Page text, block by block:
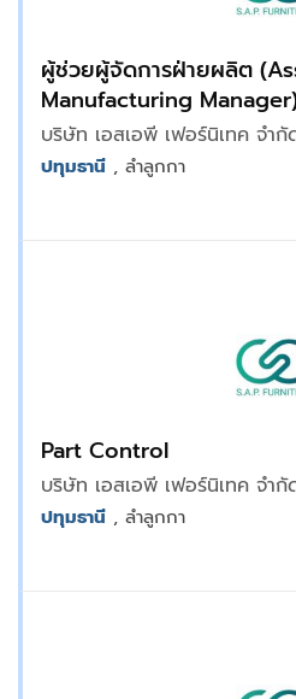
ผู้ช่วยผู้จัดการฝ่ายผลิต
Manufacturing
บริษัท เอสเอพี เฟอร์นิเทค จำกั
ปทุมธานี , ลำลูกกา
Part Control
บริษัท เอสเอพี เฟอร์นิเทค จำกั
ปทุมธานี , ลำลูกกา